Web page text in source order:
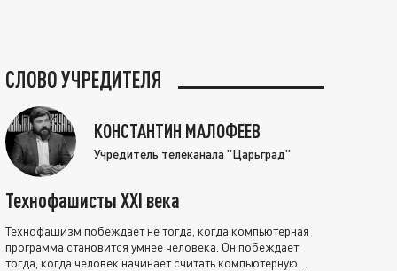
СЛОВО УЧРЕДИТЕЛЯ
КОНСТАНТИН МАЛОФЕЕВ
Учредитель телеканала "Царьград"
Технофашисты XXI века
Технофашизм побеждает не тогда, когда компьютерная
программа становится умнее человека. Он побеждает
тогда, когда человек начинает считать компьютерную